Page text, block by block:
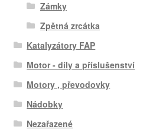
Zámky
Zpětná zrcátka
Katalyzátory FAP
Motor - díly a příslušenství
Motory , převodovky
Nádobky
Nezařazené